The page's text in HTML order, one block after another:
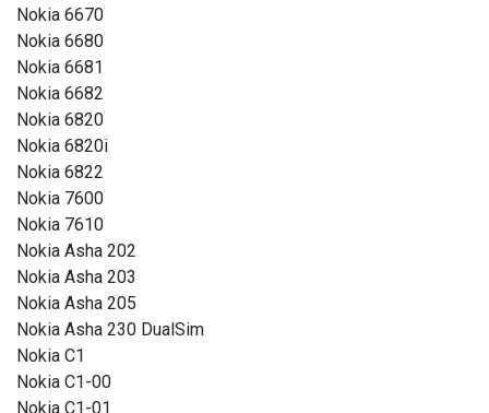
Nokia 6670
Nokia 6680
Nokia 6681
Nokia 6682
Nokia 6820
Nokia 6820i
Nokia 6822
Nokia 7600
Nokia 7610
Nokia Asha 202
Nokia Asha 203
Nokia Asha 205
Nokia Asha 230 DualSim
Nokia C1
Nokia C1-00
Nokia C1-01